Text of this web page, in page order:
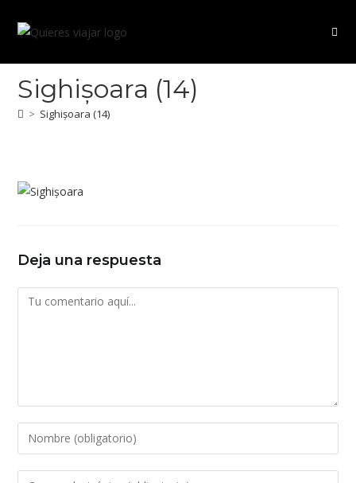
Sighișoara (14)
> Sighișoara (14)
Deja una respuesta
Comentario
Introduce
tu
nombre
Introduce